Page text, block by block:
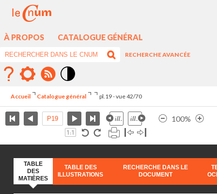
À PROPOS CATALOGUE GÉNÉRAL
RECHERCHE AVANCÉE
élévé
Accueil Catalogue général pl.19 - vue 42/70
100%
TABLE
DES
MATIÈRES
TABLE DES
ILLUSTRATIONS
RECHERCHE DANS LE
DOCUMENT